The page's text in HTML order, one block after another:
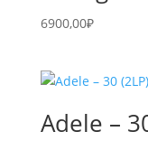
6900,00₽
Adele –